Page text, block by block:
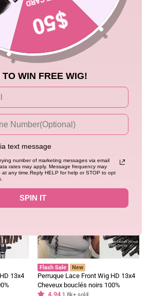
Half
Flip
180% Density Kinky Curly 7x5 /
Glueless Human Hair Wig Flash
Sale
4.953.0k+ sold
Prix
régulier
$246.72
Prix
réduit
À partir de$99.00
13x4
55%
Flash Sale New
Perruque Lace Front Wig HD 13x4
Cheveux bouclés noirs 100%
cheveux humains vierges pré-
4.94 1.8k+ sold
TO WIN FREE WIG!
text message
number of marketing messages via email
rates may apply. Message frequency may
at any time.Reply HELP for help or STOP to opt
SPIN IT